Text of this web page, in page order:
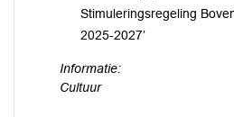
Stimuleringsregeling
2025-2027’
Informatie:
Cultuur